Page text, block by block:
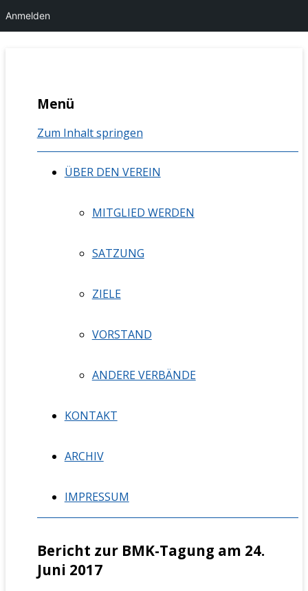
bmk nrw
Kommunikation NRW e.V.
Menü
Zum Inhalt springen
ÜBER DEN VEREIN
MITGLIED WERDEN
SATZUNG
ZIELE
VORSTAND
ANDERE VERBÄNDE
KONTAKT
ARCHIV
IMPRESSUM
Bericht zur BMK-Tagung am 24.
Juni 2017
Anmelden